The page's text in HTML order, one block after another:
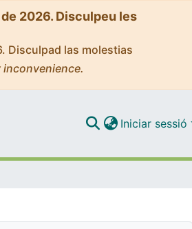
2026. Disculpeu les
Disculpad las molestias
Iniciar sessió